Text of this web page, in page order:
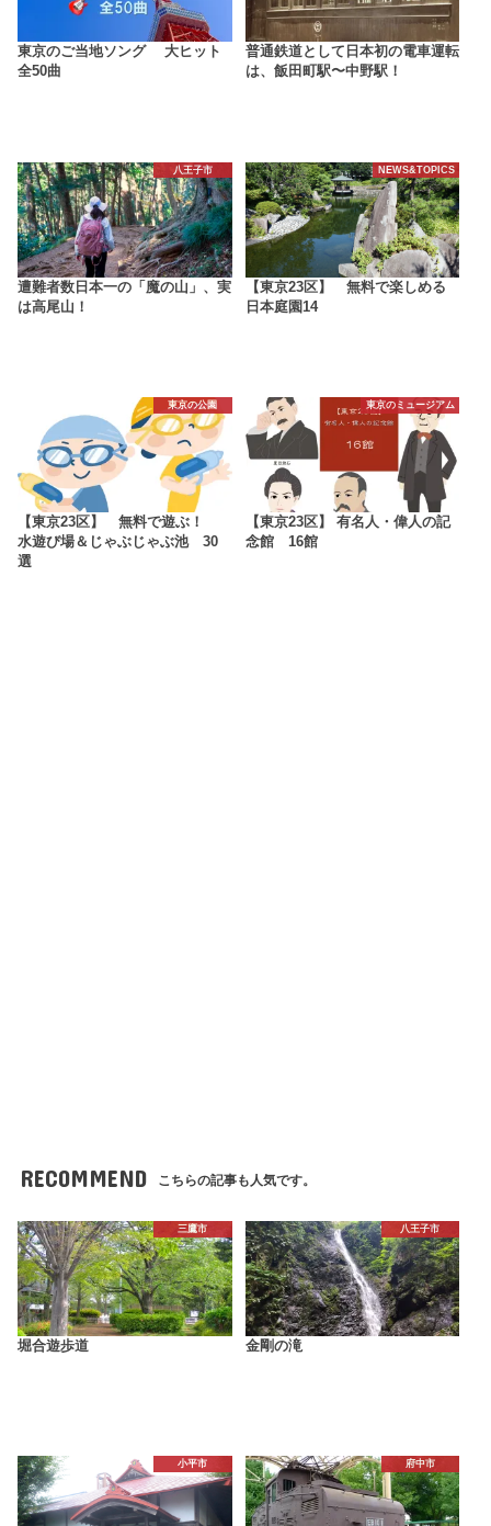
東京のご当地ソング 大ヒット
全50曲
普通鉄道として日本初の電車運転
は、飯田町駅〜中野駅！
八王子市
遭難者数日本一の「魔の山」、実
は高尾山！
NEWS&TOPICS
【東京23区】 無料で楽しめる
日本庭園14
東京の公園
【東京23区】 無料で遊ぶ！
水遊び場＆じゃぶじゃぶ池 30
選
東京のミュージアム
【東京23区】 有名人・偉人の記
念館 16館
RECOMMEND こちらの記事も人気です。
三鷹市
堀合遊歩道
八王子市
金剛の滝
小平市 府中市